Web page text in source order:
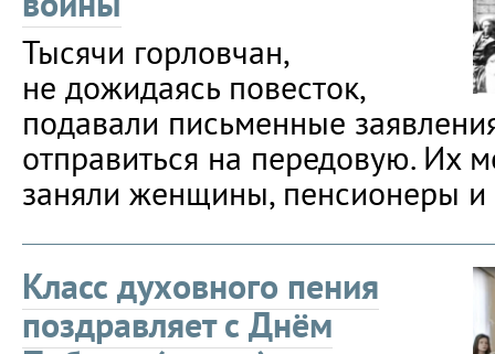
Тысячи горловчан,
не дожидаясь повесток,
подавали письменные
отправиться на передовую. Их
заняли женщины, пенсионеры и
Класс духовного пения
поздравляет с Днём